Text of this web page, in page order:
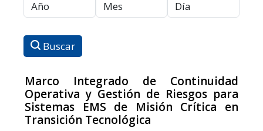
Buscar
Marco Integrado de Continuidad
Operativa y Gestión de Riesgos para
Sistemas EMS de Misión Crítica en
Transición Tecnológica